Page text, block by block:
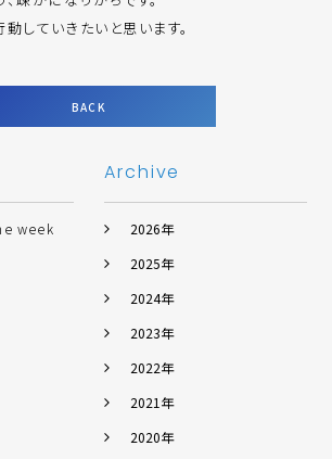
していきたいと思います。
BACK
week
Archive
2026年
2025年
2024年
2023年
2022年
2021年
2020年